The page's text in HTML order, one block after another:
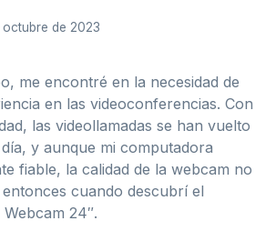
de 2023
me encontré en la necesidad de
en las videoconferencias. Con
las videollamadas se han vuelto
y aunque mi computadora
fiable, la calidad de la webcam no
cuando descubrí el
24″.